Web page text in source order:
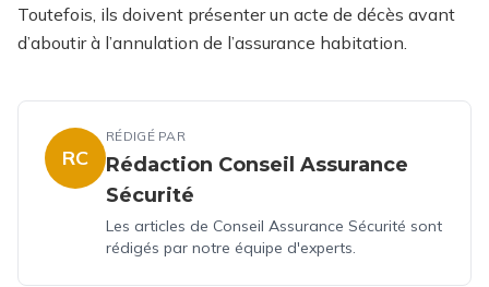
Toutefois, ils doivent présenter un acte de décès avant
d’aboutir à l’annulation de l’assurance habitation.
RC
RÉDIGÉ PAR
Rédaction Conseil Assurance
Sécurité
Les articles de Conseil Assurance Sécurité sont
rédigés par notre équipe d'experts.